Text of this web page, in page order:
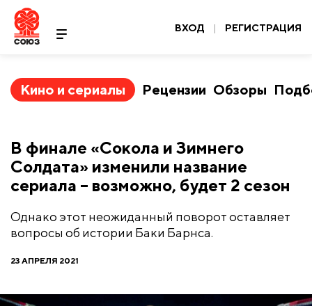
ВХОД | РЕГИСТРАЦИЯ
Кино и сериалы Рецензии Обзоры
В финале «Сокола и Зимнего
Солдата» изменили название
сериала – возможно, будет 2 сезон
Однако этот неожиданный поворот оставляет
вопросы об истории Баки Барнса.
23 АПРЕЛЯ 2021